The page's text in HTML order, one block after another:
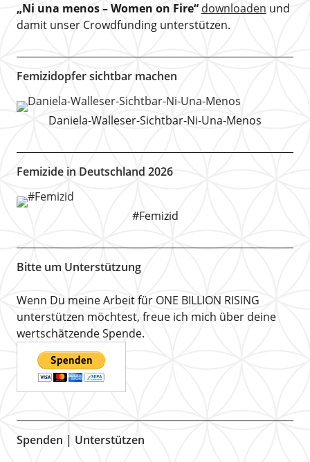
„Ni una menos – Women on Fire“ downloaden und
damit unser Crowdfunding unterstützen.
Femizidopfer sichtbar machen
Daniela-Walleser-Sichtbar-Ni-Una-Menos
Femizide in Deutschland 2026
#Femizid
Bitte um Unterstützung
Wenn Du meine Arbeit für ONE BILLION RISING
unterstützen möchtest, freue ich mich über deine
wertschätzende Spende.
Spenden | Unterstützen